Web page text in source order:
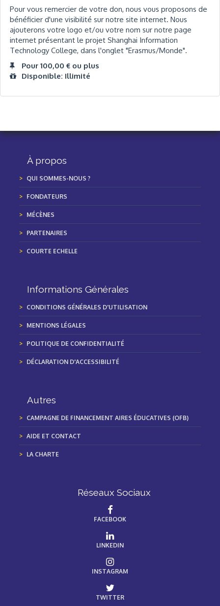
Pour vous remercier de votre don, nous vous proposons de
bénéficier d'une visibilité sur notre site internet. Nous
ajouterons votre logo et/ou votre nom sur notre page
internet présentant le projet Shanghai Information
Technology College, dans l'onglet "Erasmus/Monde".
Pour 100,00 € ou plus
Disponible: Illimité
À propos
QUI SOMMES-NOUS ?
FONDATEURS
MÉCÈNES
PARTENAIRES
COURTE ECHELLE
Informations Générales
CONDITIONS GÉNÉRALES D'UTILISATION
MENTIONS LÉGALES
POLITIQUE DE CONFIDENTIALITÉ
DÉCLARATION D'ACCESSIBILITÉ
Autres
CAMPAGNE DE FINANCEMENT AIRES ÉDUCATIVES (OFB)
AIDE ET CONTACT
LA CHARTE
Réseaux Sociaux
FACEBOOK
LINKEDIN
INSTAGRAM
TWITTER